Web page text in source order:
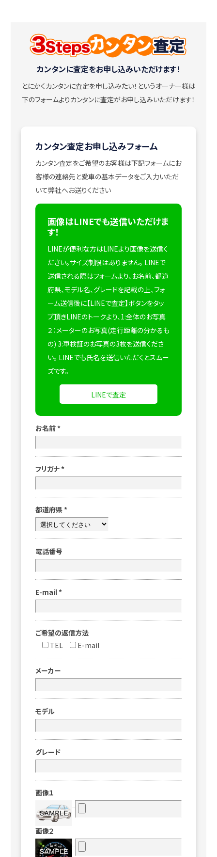
カンタンに査定をお申し込みいただけます！
とにかくカンタンに査定を申し込みたい！ というオーナー様は
下のフォームよりカンタンに査定がお申し込みいただけます！
カンタン査定お申し込みフォーム
カンタン査定をご希望のお客様は下記フォームにお
客様の連絡先と愛車の基本データをご入力いただ
いて弊社へお送りください
画像はLINEでも送信いただけま
す！
LINEが便利な方はLINEより画像を送信く
ださい。サイズ制限はありません。 LINEで
送信される際はフォームより、お名前、都道
府県、モデル名、グレードを記載の上、フォ
ーム送信後に【LINEで査定】ボタンをタッ
プ頂きLINEのトークより、1:全体のお写真
２：メーターのお写真(走行距離の分かるも
の) 3:車検証のお写真の3枚を送信くださ
い。 LINEでも氏名を送信いただくとスムー
ズです。
LINEで査定
お名前 *
フリガナ *
都道府県 *
電話番号
E-mail *
ご希望の返信方法
TEL
E-mail
メーカー
モデル
グレード
画像１
画像２